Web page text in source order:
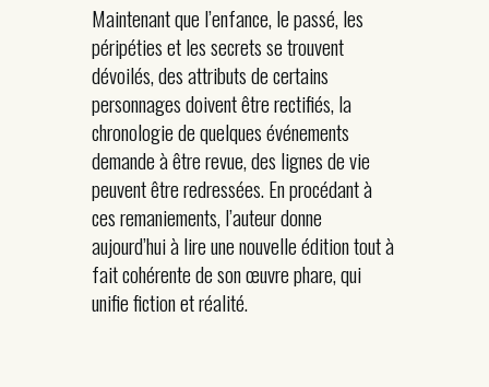
Maintenant que l’enfance, le passé, les
péripéties et les secrets se trouvent
dévoilés, des attributs de certains
personnages doivent être rectifiés, la
chronologie de quelques événements
demande à être revue, des lignes de vie
peuvent être redressées. En procédant à
ces remaniements, l’auteur donne
aujourd’hui à lire une nouvelle édition tout à
fait cohérente de son œuvre phare, qui
unifie fiction et réalité.